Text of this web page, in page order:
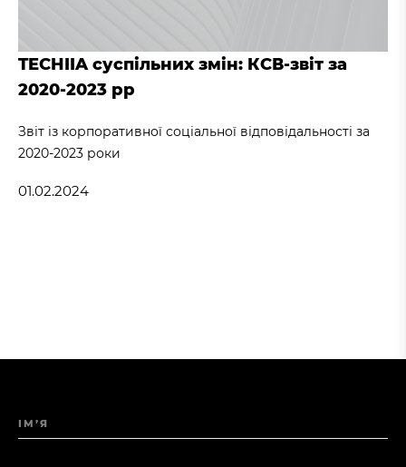
TECHIIA суспільних змін: КСВ-звіт за
2020-2023 рр
Звіт із корпоративної соціальної відповідальності за
2020-2023 роки
01.02.2024
ІМ’Я